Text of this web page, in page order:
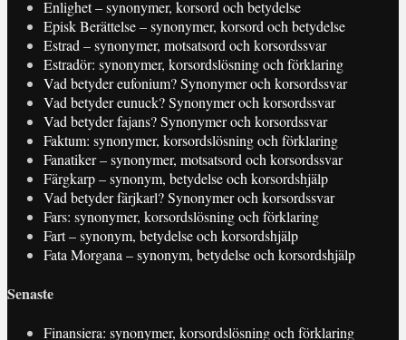
Enlighet – synonymer, korsord och betydelse
Episk Berättelse – synonymer, korsord och betydelse
Estrad – synonymer, motsatsord och korsordssvar
Estradör: synonymer, korsordslösning och förklaring
Vad betyder eufonium? Synonymer och korsordssvar
Vad betyder eunuck? Synonymer och korsordssvar
Vad betyder fajans? Synonymer och korsordssvar
Faktum: synonymer, korsordslösning och förklaring
Fanatiker – synonymer, motsatsord och korsordssvar
Färgkarp – synonym, betydelse och korsordshjälp
Vad betyder färjkarl? Synonymer och korsordssvar
Fars: synonymer, korsordslösning och förklaring
Fart – synonym, betydelse och korsordshjälp
Fata Morgana – synonym, betydelse och korsordshjälp
Senaste
Finansiera: synonymer, korsordslösning och förklaring